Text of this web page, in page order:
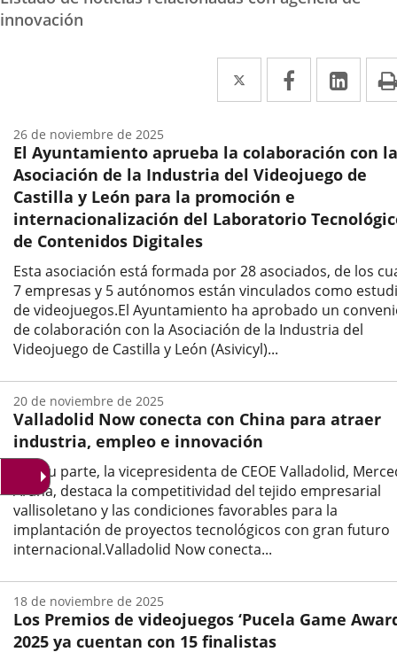
innovación
Twitter
Enlace
a
aplicación
externa.
Facebook
Enlace
a
aplicación
externa.
a
El Ayuntamiento aprueba la colaboración con la
Asociación de la Industria del Videojuego de
Castilla y León para la promoción e
internacionalización del Laboratorio
de Contenidos Digitales
Esta asociación está formada por 28 asociados, de los
7 empresas y 5 autónomos están vinculados como
de videojuegos.El Ayuntamiento ha aprobado un
de colaboración con la Asociación de la Industria del
Videojuego de Castilla y León (Asivicyl)...
la
noticia
26 de noviembre de 2025
Valladolid Now conecta con China para atraer
industria, empleo e innovación
Por su parte, la vicepresidenta de CEOE Valladolid,
Arana, destaca la competitividad del tejido empresarial
vallisoletano y las condiciones favorables para la
implantación de proyectos tecnológicos con gran futuro
internacional.Valladolid Now conecta...
la
noticia
20 de noviembre de 2025
Los Premios de videojuegos ‘Pucela Game
2025 ya cuentan con 15 finalistas
18 de noviembre de 2025